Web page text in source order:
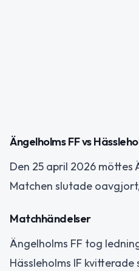
Ängelholms FF vs
Den 25 april 2026 möttes
Matchen slutade
Matchhändelser
Ängelholms FF tog
Hässleholms IF